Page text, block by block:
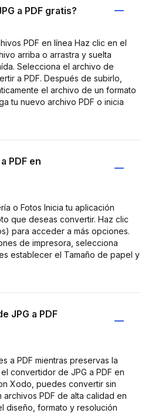
a PDF gratis?
PDF en línea Haz clic en el
arriba o arrastra y suelta
Selecciona el archivo de
a PDF. Después de subirlo,
el archivo de un formato
tu nuevo archivo PDF o inicia
PDF en
o Fotos Inicia tu aplicación
que deseas convertir. Haz clic
para acceder a más opciones.
de impresora, selecciona
establecer el Tamaño de papel y
JPG a PDF
a PDF mientras preservas la
convertidor de JPG a PDF en
Xodo, puedes convertir sin
PDF de alta calidad en
diseño, formato y resolución